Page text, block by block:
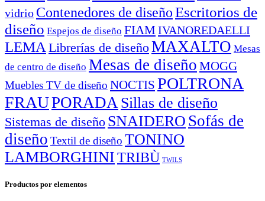
vidrio Contenedores de diseñoEscritorios de
diseño Espejos de diseño FIAM IVANOREDAELLI
LEMA Librerías de diseñoMAXALTO Mesas
de centro de diseño Mesas de diseño MOGG
Muebles TV de diseño NOCTIS POLTRONA
FRAUPORADASillas de diseño
Sistemas de diseño SNAIDERO Sofás de
diseño Textil de diseño TONINO
LAMBORGHINITRIBÙ TWILS
Productos por elementos